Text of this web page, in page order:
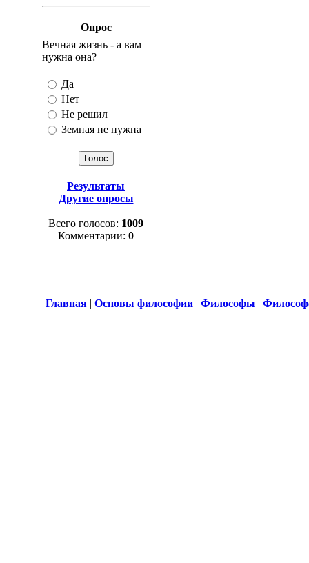
Опрос
Вечная жизнь - а вам
нужна она?
Да
Нет
Не решил
Земная не нужна
Результаты
Другие опросы
Всего голосов: 1009
Комментарии: 0
Главная | Основы философии | Философы |